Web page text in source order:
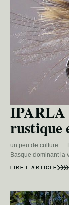
IPARLA
un peu de culture …
Basque dominant la
LIRE L’ARTICLE